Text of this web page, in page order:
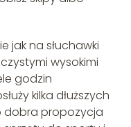
jak na słuchawki
wysokimi
godzin
kilka dłuższych
dobra propozycja